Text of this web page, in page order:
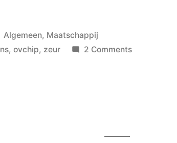
Posted
in
Algemeen, Maatschappij
ns,ovchip, zeur 2 Commentson